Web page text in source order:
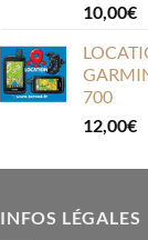
10,00€
700
12,00€
INFOS LÉGALES